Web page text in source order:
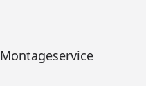
Montageservice